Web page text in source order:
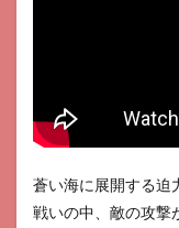
ルス
テー
ジ！
初音
蒼い海に展開する迫
戦いの中、敵の攻撃